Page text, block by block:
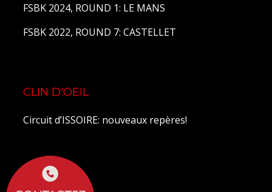
FSBK 2024, ROUND 1: LE MANS
FSBK 2022, ROUND 7: CASTELLET
CLIN D'OEIL
Circuit d’ISSOIRE: nouveaux repères!